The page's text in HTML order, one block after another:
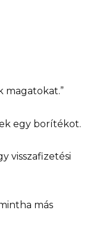
magatokat.”
egy borítékot.
visszafizetési
más